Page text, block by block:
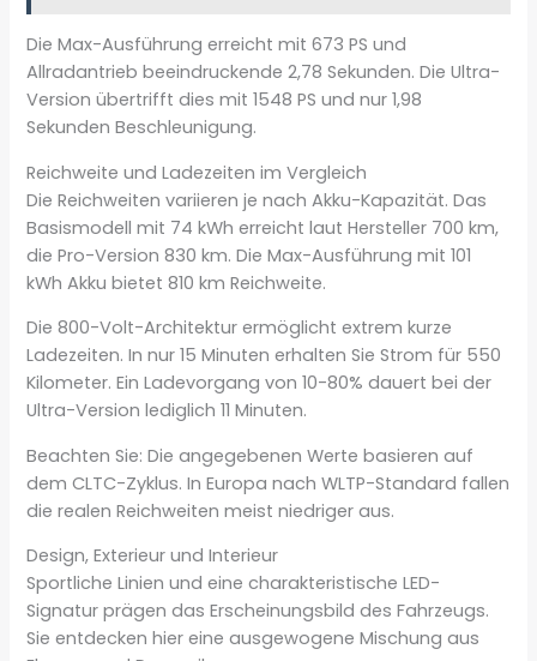
Die Max-Ausführung erreicht mit 673 PS und
Allradantrieb beeindruckende 2,78 Sekunden. Die Ultra-
Version übertrifft dies mit 1548 PS und nur 1,98
Sekunden Beschleunigung.
Reichweite und Ladezeiten im Vergleich
Die Reichweiten variieren je nach Akku-Kapazität. Das
Basismodell mit 74 kWh erreicht laut Hersteller 700 km,
die Pro-Version 830 km. Die Max-Ausführung mit 101
kWh Akku bietet 810 km Reichweite.
Die 800-Volt-Architektur ermöglicht extrem kurze
Ladezeiten. In nur 15 Minuten erhalten Sie Strom für 550
Kilometer. Ein Ladevorgang von 10-80% dauert bei der
Ultra-Version lediglich 11 Minuten.
Beachten Sie: Die angegebenen Werte basieren auf
dem CLTC-Zyklus. In Europa nach WLTP-Standard fallen
die realen Reichweiten meist niedriger aus.
Design, Exterieur und Interieur
Sportliche Linien und eine charakteristische LED-
Signatur prägen das Erscheinungsbild des Fahrzeugs.
Sie entdecken hier eine ausgewogene Mischung aus